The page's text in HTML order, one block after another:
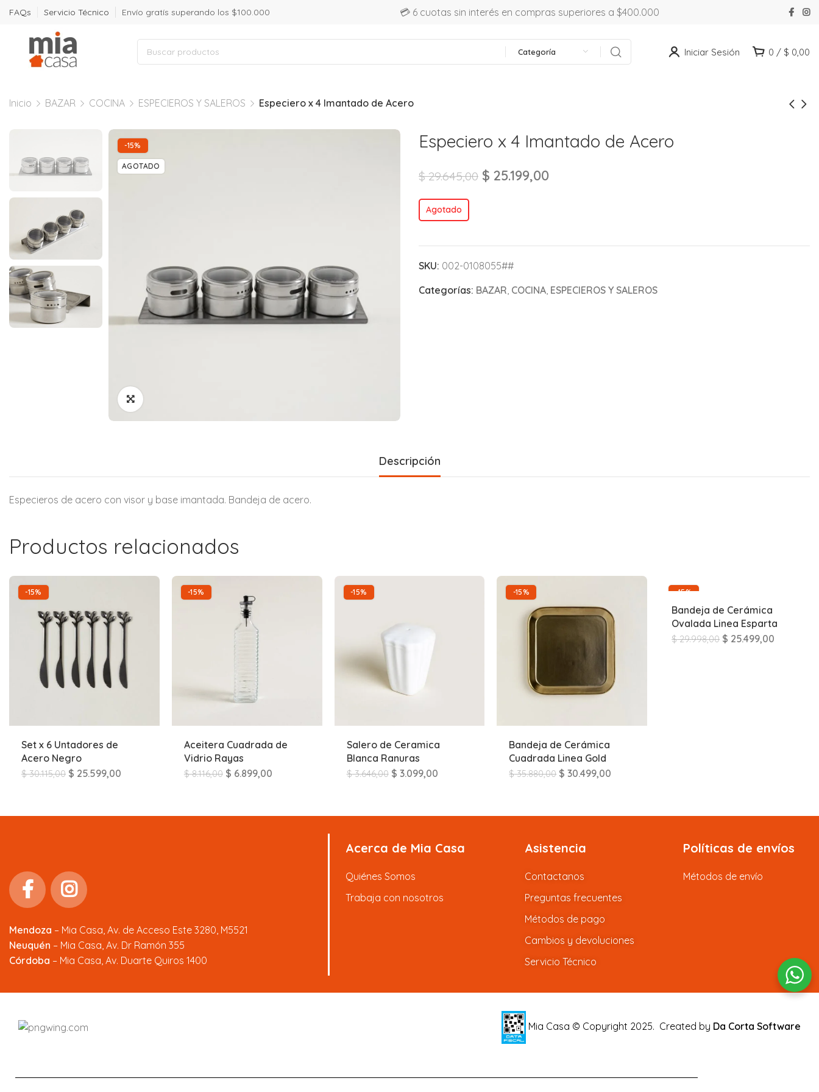
FAQs Servicio Técnico Envío gratís superando los $100.000 💳 6 cuotas sin interés en compras superiores a $400.000
Categoría Iniciar Sesión 0 / $ 0,00
Inicio BAZAR COCINA ESPECIEROS Y SALEROS Especiero x 4 Imantado de Acero
-15%
AGOTADO
Especiero x 4 Imantado de Acero
$29.645,00 $ 25.199,00
Agotado
SKU: 002-0108055##
Categorías: BAZAR COCINA ESPECIEROS Y SALEROS
Descripción
Especieros de acero con visor y base imantada. Bandeja de acero.
Productos relacionados
-15%
Set x 6 Untadores de
Acero Negro
$30.115,00 $ 25.599,00
-15%
Aceitera Cuadrada de
Vidrio Rayas
$8.116,00 $ 6.899,00
-15%
Salero de Ceramica
Blanca Ranuras
$3.646,00 $ 3.099,00
-15%
Bandeja de Cerámica
Cuadrada Linea Gold
$35.880,00 $ 30.499,00
-15%
Bandeja de Cerámica
Ovalada Linea Esparta
$29.998,00 $ 25.499,00
Mendoza – Mia Casa, Av. de Acceso Este 3280, M5521
Neuquén – Mia Casa, Av. Dr Ramón 355
Córdoba – Mia Casa, Av. Duarte Quiros 1400
Acerca de Mia Casa
Quiénes Somos
Trabaja con nosotros
Asistencia
Contactanos
Preguntas frecuentes
Métodos de pago
Cambios y devoluciones
Servicio Técnico
Políticas de envíos
Métodos de envío
Mia Casa © Copyright 2025. Created by Da Corta Software